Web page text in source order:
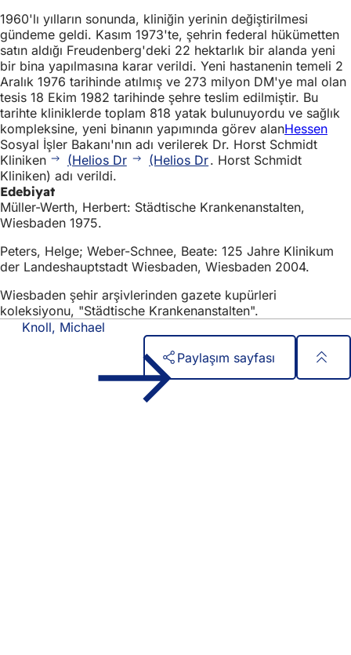
1960'lı yılların sonunda, kliniğin yerinin değiştirilmesi
gündeme geldi. Kasım 1973'te, şehrin federal hükümetten
satın aldığı Freudenberg'deki 22 hektarlık bir alanda yeni
bir bina yapılmasına karar verildi. Yeni hastanenin temeli 2
Aralık 1976 tarihinde atılmış ve 273 milyon DM'ye mal olan
tesis 18 Ekim 1982 tarihinde şehre teslim edilmiştir. Bu
tarihte kliniklerde toplam 818 yatak bulunuyordu ve sağlık
kompleksine, yeni binanın yapımında görev alanHessen
Sosyal İşler Bakanı'nın adı verilerek Dr. Horst Schmidt
Kliniken
(Helios Dr (Helios Dr. Horst Schmidt
Kliniken) adı verildi.
Edebiyat
Müller-Werth, Herbert: Städtische Krankenanstalten,
Wiesbaden 1975.
Peters, Helge; Weber-Schnee, Beate: 125 Jahre Klinikum
der Landeshauptstadt Wiesbaden, Wiesbaden 2004.
Wiesbaden şehir arşivlerinden gazete kupürleri
koleksiyonu, "Städtische Krankenanstalten".
Knoll, Michael
Paylaşım sayfası